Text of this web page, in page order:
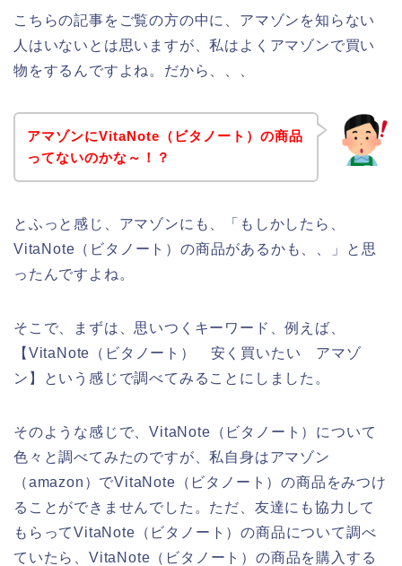
こちらの記事をご覧の方の中に、アマゾンを知らない
人はいないとは思いますが、私はよくアマゾンで買い
物をするんですよね。だから、、、
アマゾンにVitaNote（ビタノート）の商品
ってないのかな～！？
とふっと感じ、アマゾンにも、「もしかしたら、
VitaNote（ビタノート）の商品があるかも、、」と思
ったんですよね。
そこで、まずは、思いつくキーワード、例えば、
【VitaNote（ビタノート） 安く買いたい アマゾ
ン】という感じで調べてみることにしました。
そのような感じで、VitaNote（ビタノート）について
色々と調べてみたのですが、私自身はアマゾン
（amazon）でVitaNote（ビタノート）の商品をみつけ
ることができませんでした。ただ、友達にも協力して
もらってVitaNote（ビタノート）の商品について調べ
ていたら、VitaNote（ビタノート）の商品を購入する